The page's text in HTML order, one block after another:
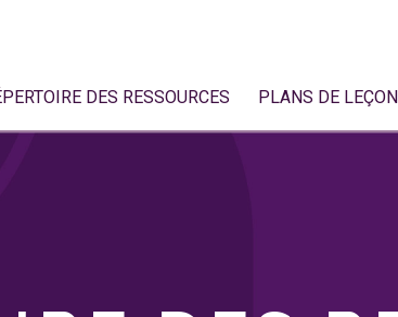
DES RESSOURCES PLANS DE LEÇON